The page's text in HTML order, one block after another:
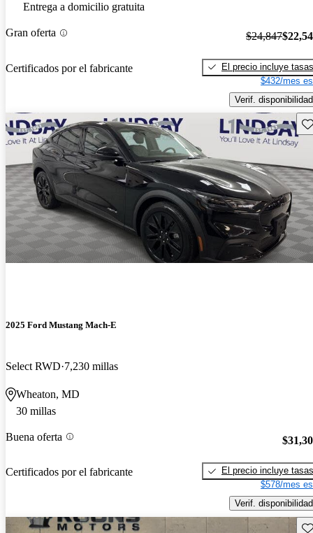
Entrega a domicilio gratuita
Gran oferta
Certificados por el fabricante
$24,847
El precio incluye tasas
$432/mes
Verif. disponibilidad
2025 Ford Mustang Mach-E
Select RWD 7,230 millas
Wheaton, MD
30 millas
Buena oferta
Certificados por el fabricante
El precio incluye tasas
$578/mes
Verif. disponibilidad